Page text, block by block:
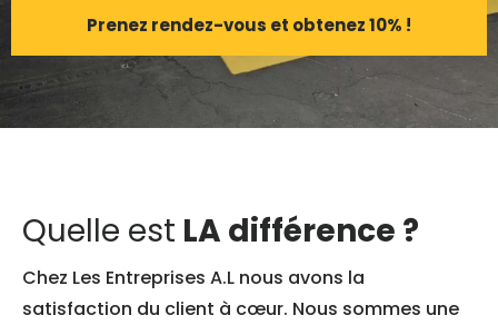
Prenez rendez-vous et obtenez 10% !
Quelle est LA différence ?
Chez Les Entreprises A.L nous avons la
satisfaction du client à cœur. Nous sommes une